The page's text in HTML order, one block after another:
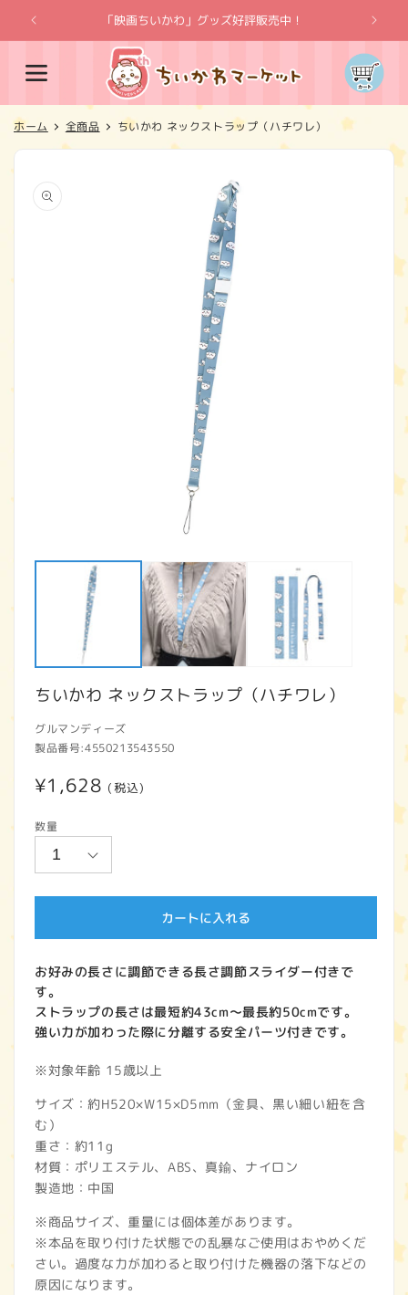
ンツに
進む
「映画ちいかわ」グッズ好評販売中！
カ
ー
ト
ホーム 全商品 ちいかわ ネックストラップ（ハチワレ）
報にス
キップ
ちいかわ ネックストラップ（ハチワレ）
グルマンディーズ
製品番号:4550213543550
通
価
格
¥1,628 (税込)
数量
カートに入れる
お好みの長さに調節できる長さ調節スライダー付きで
す。
ストラップの長さは最短約43cm～最長約50cmです。
強い力が加わった際に分離する安全パーツ付きです。
※対象年齢 15歳以上
サイズ：約H520×W15×D5mm（金具、黒い細い紐を含
む）
重さ：約11g
材質：ポリエステル、ABS、真鍮、ナイロン
製造地：中国
※商品サイズ、重量には個体差があります。
※本品を取り付けた状態での乱暴なご使用はおやめくだ
さい。過度な力が加わると取り付けた機器の落下などの
原因になります。